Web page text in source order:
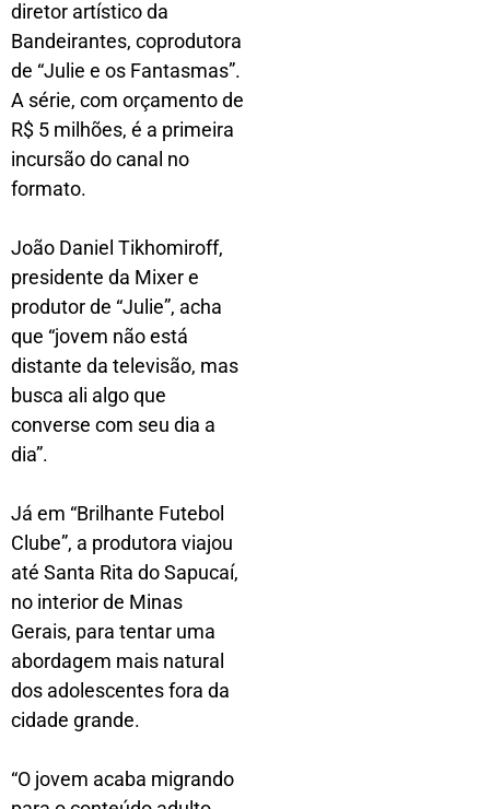
diretor artístico da
Bandeirantes, coprodutora
de “Julie e os Fantasmas”.
A série, com orçamento de
R$ 5 milhões, é a primeira
incursão do canal no
formato.
João Daniel Tikhomiroff,
presidente da Mixer e
produtor de “Julie”, acha
que “jovem não está
distante da televisão, mas
busca ali algo que
converse com seu dia a
dia”.
Já em “Brilhante Futebol
Clube”, a produtora viajou
até Santa Rita do Sapucaí,
no interior de Minas
Gerais, para tentar uma
abordagem mais natural
dos adolescentes fora da
cidade grande.
“O jovem acaba migrando